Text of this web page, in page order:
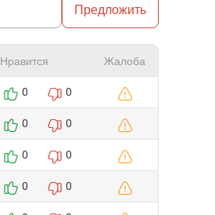
Предложить
Нравится Жалоба
0 0
0 0
0 0
0 0